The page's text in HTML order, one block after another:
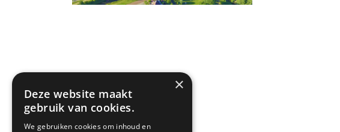
×
Deze website maakt
gebruik van cookies.
We gebruiken cookies om inhoud en